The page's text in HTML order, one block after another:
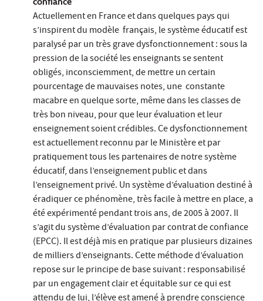
Actuellement en France et dans quelques pays qui
s’inspirent du modèle français, le système éducatif est
paralysé par un très grave dysfonctionnement : sous la
pression de la société les enseignants se sentent
obligés, inconsciemment, de mettre un certain
pourcentage de mauvaises notes, une constante
macabre en quelque sorte, même dans les classes de
très bon niveau, pour que leur évaluation et leur
enseignement soient crédibles. Ce dysfonctionnement
est actuellement reconnu par le Ministère et par
pratiquement tous les partenaires de notre système
éducatif, dans l’enseignement public et dans
l’enseignement privé. Un système d’évaluation destiné à
éradiquer ce phénomène, très facile à mettre en place, a
été expérimenté pendant trois ans, de 2005 à 2007. Il
s’agit du système d’évaluation par contrat de confiance
(EPCC). Il est déjà mis en pratique par plusieurs dizaines
de milliers d’enseignants. Cette méthode d’évaluation
repose sur le principe de base suivant : responsabilisé
par un engagement clair et équitable sur ce qui est